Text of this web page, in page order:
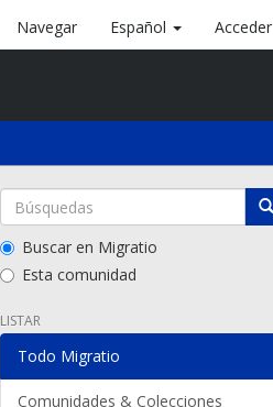
Navegar Español Acceder
Buscar en Migratio
Esta comunidad
LISTAR
Todo Migratio
Comunidades & Colecciones